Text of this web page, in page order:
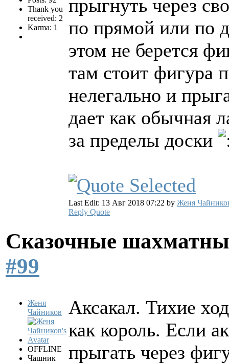
Thank you
received: 2
Karma: 1
прыгнуть через
по прямой или по
этом не берется
там стоит фигура
нелегально и
дает как обычная
за пределы доски
Last Edit: 13 Авг 2018 07:22 by Женя
Reply Quote
Сказочные
#99
Женя
Чайников
OFFLINE
Чашник
Аксакал. Тихие
как король. Если
прыгать через